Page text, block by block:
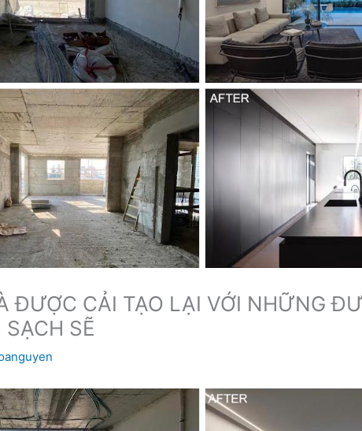
ĐƯỢC CẢI TẠO LẠI VỚI NHỮNG
SẼ